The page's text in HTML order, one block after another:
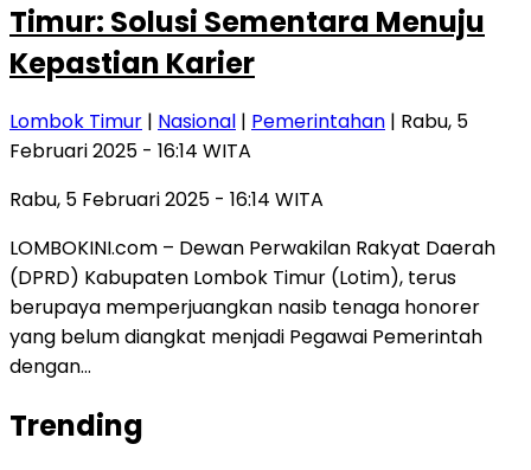
Timur: Solusi Sementara Menuju
Kepastian Karier
Lombok Timur | Nasional | Pemerintahan | Rabu, 5
Februari 2025 - 16:14 WITA
Rabu, 5 Februari 2025 - 16:14 WITA
LOMBOKINI.com – Dewan Perwakilan Rakyat Daerah
(DPRD) Kabupaten Lombok Timur (Lotim), terus
berupaya memperjuangkan nasib tenaga honorer
yang belum diangkat menjadi Pegawai Pemerintah
dengan…
Trending